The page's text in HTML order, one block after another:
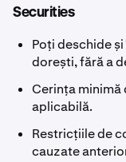
Securities
Poți deschide
dorești, fără a
Cerința minimă
aplicabilă.
Restricțiile de
cauzate